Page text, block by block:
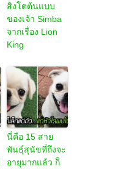
สิงโตต้นแบบ
ของเจ้า Simba
จากเรื่อง Lion
King
นี่คือ 15 สาย
พันธุ์สุนัขที่ถึงจะ
อายุมากแล้ว ก็